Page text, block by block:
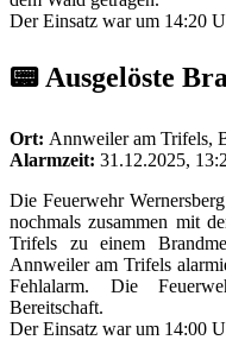
Der Einsatz war um 14:20
📟 Ausgelöste
Ort: Annweiler am Trifels,
Alarmzeit: 31.12.2025,
Die Feuerwehr
nochmals zusammen mit
Trifels zu einem
Annweiler am Trifels
Fehlalarm. Die
Bereitschaft.
Der Einsatz war um 14:00